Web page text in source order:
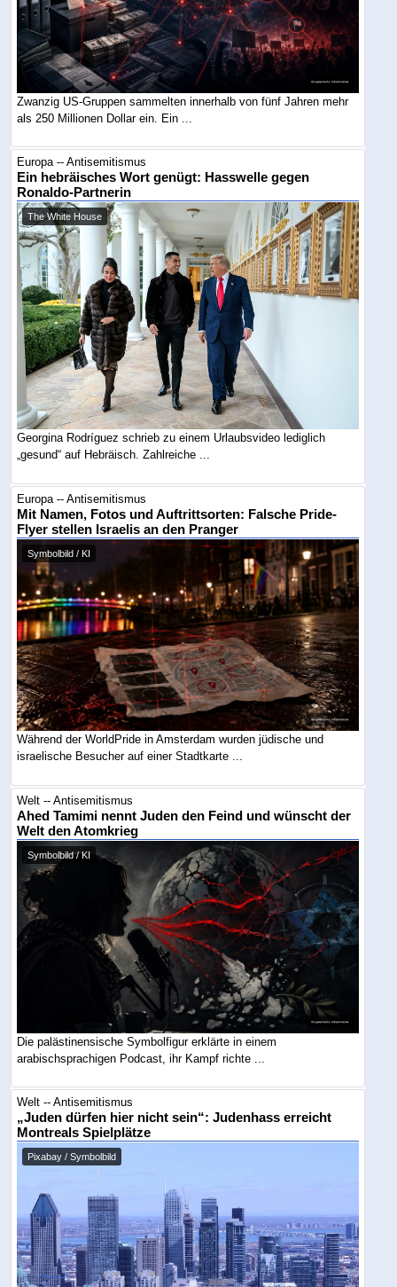
Zwanzig US-Gruppen sammelten innerhalb von fünf Jahren mehr
als 250 Millionen Dollar ein. Ein ...
Europa -- Antisemitismus
Ein hebräisches Wort genügt: Hasswelle gegen
Ronaldo-Partnerin
The White House
Georgina Rodríguez schrieb zu einem Urlaubsvideo lediglich
„gesund“ auf Hebräisch. Zahlreiche ...
Europa -- Antisemitismus
Mit Namen, Fotos und Auftrittsorten: Falsche Pride-
Flyer stellen Israelis an den Pranger
Symbolbild / KI
Während der WorldPride in Amsterdam wurden jüdische und
israelische Besucher auf einer Stadtkarte ...
Welt -- Antisemitismus
Ahed Tamimi nennt Juden den Feind und wünscht der
Welt den Atomkrieg
Symbolbild / KI
Die palästinensische Symbolfigur erklärte in einem
arabischsprachigen Podcast, ihr Kampf richte ...
Welt -- Antisemitismus
„Juden dürfen hier nicht sein“: Judenhass erreicht
Montreals Spielplätze
Pixabay / Symbolbild